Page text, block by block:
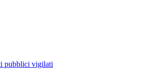
pubblici vigilati